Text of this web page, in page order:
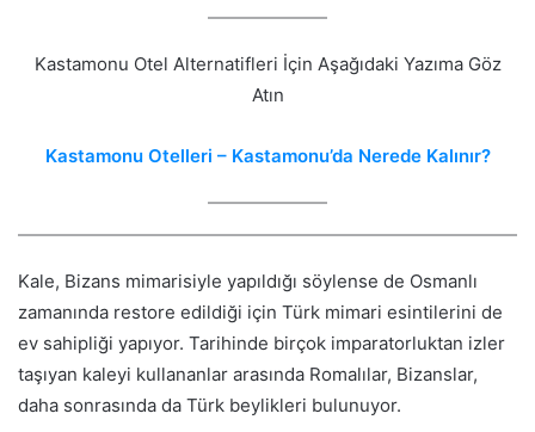
Kastamonu Otel Alternatifleri İçin Aşağıdaki Yazıma Göz
Atın
Kastamonu Otelleri – Kastamonu’da Nerede Kalınır?
Kale, Bizans mimarisiyle yapıldığı söylense de Osmanlı
zamanında restore edildiği için Türk mimari esintilerini de
ev sahipliği yapıyor. Tarihinde birçok imparatorluktan izler
taşıyan kaleyi kullananlar arasında Romalılar, Bizanslar,
daha sonrasında da Türk beylikleri bulunuyor.